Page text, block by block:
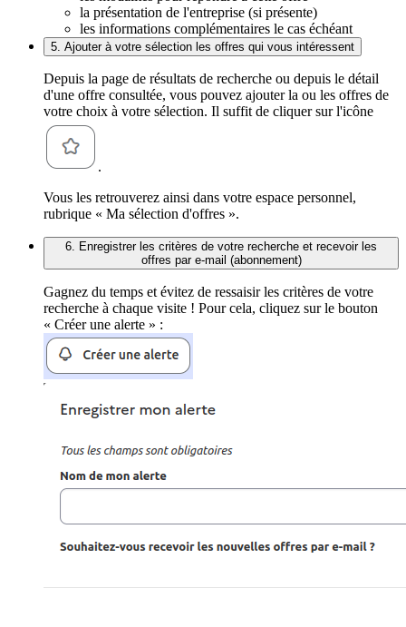
la présentation de l'entreprise (si présente)
les informations complémentaires le cas échéant
5. Ajouter à votre sélection les offres qui vous intéressent
Depuis la page de résultats de recherche ou depuis le détail
d'une offre consultée, vous pouvez ajouter la ou les offres de
votre choix à votre sélection. Il suffit de cliquer sur l'icône
.
Vous les retrouverez ainsi dans votre espace personnel,
rubrique « Ma sélection d'offres ».
6. Enregistrer les critères de votre recherche et recevoir les
offres par e-mail (abonnement)
Gagnez du temps et évitez de ressaisir les critères de votre
recherche à chaque visite ! Pour cela, cliquez sur le bouton
« Créer une alerte » :